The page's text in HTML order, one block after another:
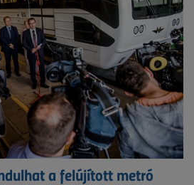
a felújított metró